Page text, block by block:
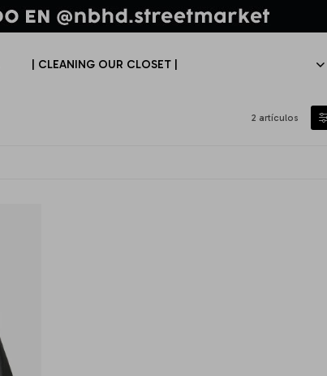
| CLEANING OUR CLOSET |
2 artículos